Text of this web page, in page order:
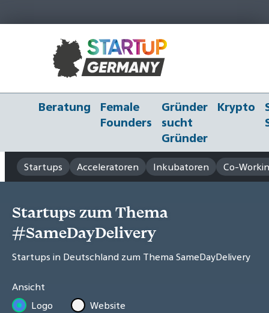
Beratung
Female
Founders
Gründer
sucht
Gründer
Krypto
Startups Acceleratoren Inkubatoren Co-
Startups zum Thema
#SameDayDelivery
Startups in Deutschland zum Thema SameDayDelivery
Ansicht
Logo
Website